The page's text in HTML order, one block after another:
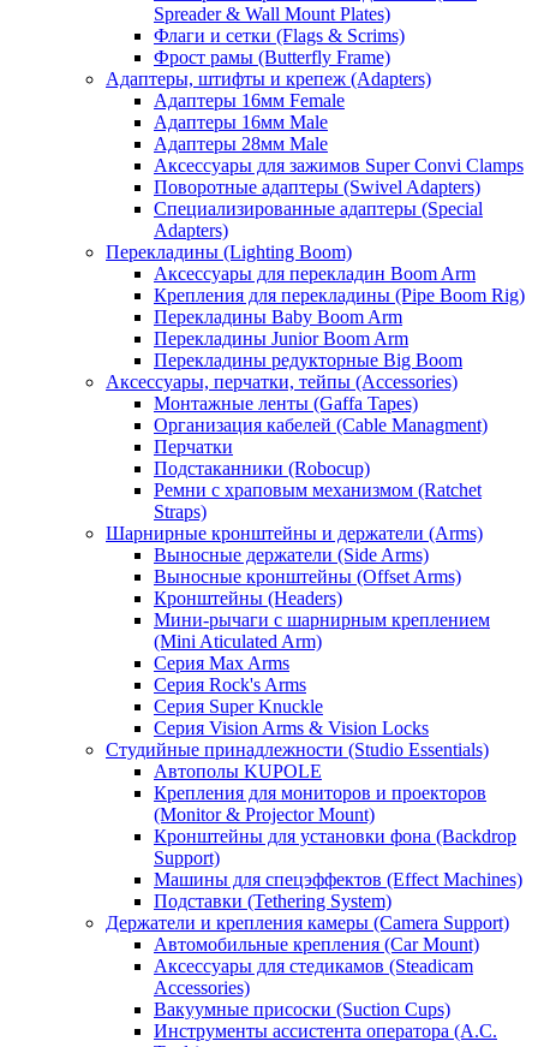
Spreader & Wall Mount Plates)
Флаги и сетки (Flags & Scrims)
Фрост рамы (Butterfly Frame)
Адаптеры, штифты и крепеж (Adapters)
Адаптеры 16мм Female
Адаптеры 16мм Male
Адаптеры 28мм Male
Аксессуары для зажимов Super Convi Clamps
Поворотные адаптеры (Swivel Adapters)
Специализированные адаптеры (Special
Adapters)
Перекладины (Lighting Boom)
Аксессуары для перекладин Boom Arm
Крепления для перекладины (Pipe Boom Rig)
Перекладины Baby Boom Arm
Перекладины Junior Boom Arm
Перекладины редукторные Big Boom
Аксессуары, перчатки, тейпы (Accessories)
Монтажные ленты (Gaffa Tapes)
Организация кабелей (Cable Managment)
Перчатки
Подстаканники (Robocup)
Ремни с храповым механизмом (Ratchet
Straps)
Шарнирные кронштейны и держатели (Arms)
Выносные держатели (Side Arms)
Выносные кронштейны (Offset Arms)
Кронштейны (Headers)
Мини-рычаги с шарнирным креплением
(Mini Aticulated Arm)
Серия Max Arms
Серия Rock's Arms
Серия Super Knuckle
Серия Vision Arms & Vision Locks
Студийные принадлежности (Studio Essentials)
Автополы KUPOLE
Крепления для мониторов и проекторов
(Monitor & Projector Mount)
Кронштейны для установки фона (Backdrop
Support)
Машины для спецэффектов (Effect Machines)
Подставки (Tethering System)
Держатели и крепления камеры (Camera Support)
Автомобильные крепления (Car Mount)
Аксессуары для стедикамов (Steadicam
Accessories)
Вакуумные присоски (Suction Cups)
Инструменты ассистента оператора (A.C.